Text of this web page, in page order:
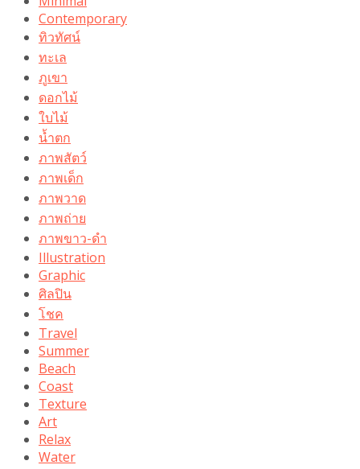
Contemporary
ทิวทัศน์
ทะเล
ภูเขา
ดอกไม้
ใบไม้
น้ำตก
ภาพสัตว์
ภาพเด็ก
ภาพวาด
ภาพถ่าย
ภาพขาว-ดำ
Illustration
Graphic
ศิลปิน
โชค
Travel
Summer
Beach
Coast
Texture
Art
Relax
Water